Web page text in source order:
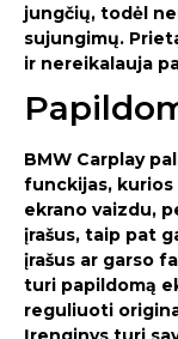
jungčių, todėl
sujungimų.
ir nereikalauja
BMW Carplay
funckijas,
ekrano vaizdu,
įrašus, taip pat
įrašus ar garso
turi papildomą
reguliuoti